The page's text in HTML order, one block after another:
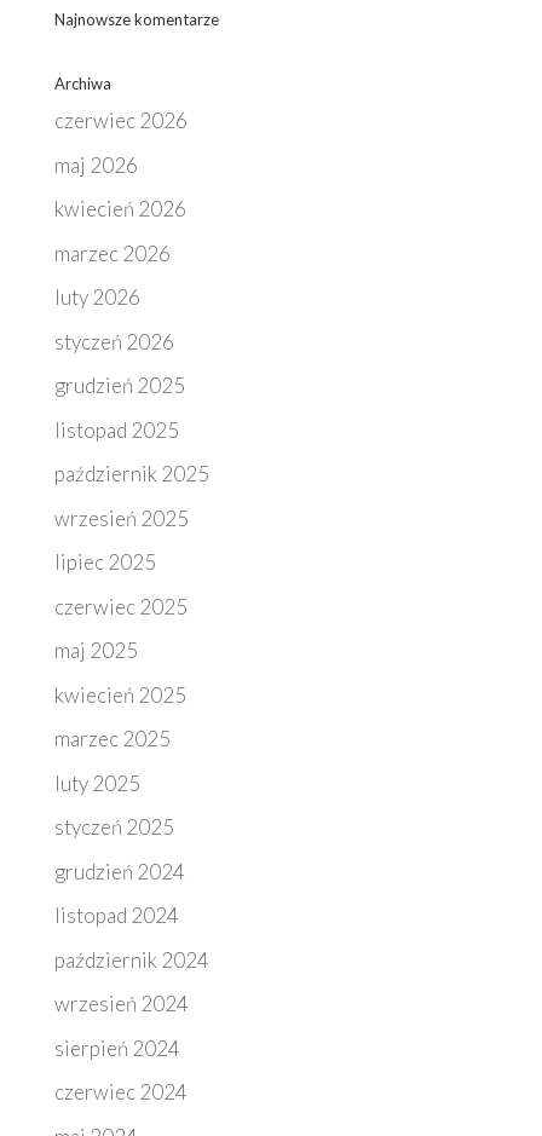
Najnowsze komentarze
Archiwa
czerwiec 2026
maj 2026
kwiecień 2026
marzec 2026
luty 2026
styczeń 2026
grudzień 2025
listopad 2025
październik 2025
wrzesień 2025
lipiec 2025
czerwiec 2025
maj 2025
kwiecień 2025
marzec 2025
luty 2025
styczeń 2025
grudzień 2024
listopad 2024
październik 2024
wrzesień 2024
sierpień 2024
czerwiec 2024